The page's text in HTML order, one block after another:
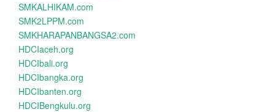
SMKALHIKAM.com
SMK2LPPM.com
SMKHARAPANBANGSA2.com
HDCIaceh.org
HDCIbali.org
HDCIbangka.org
HDCIbanten.org
HDCIBengkulu.org